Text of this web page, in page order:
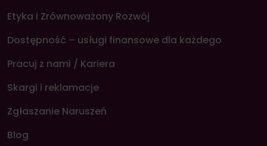
Etyka i Zrównoważony Rozwój
Dostępność – usługi finansowe dla każdego
Pracuj z nami / Kariera
Skargi i reklamacje
Zgłaszanie Naruszeń
Blog